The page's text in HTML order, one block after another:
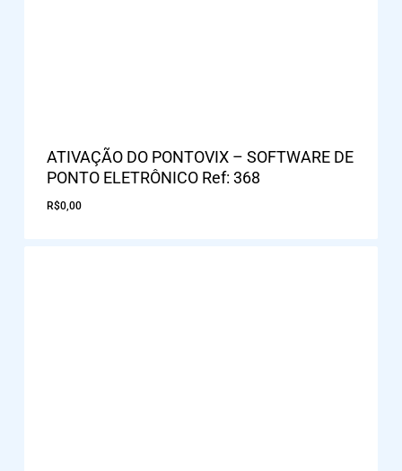
ATIVAÇÃO DO PONTOVIX – SOFTWARE DE
PONTO ELETRÔNICO Ref: 368
R$0,00